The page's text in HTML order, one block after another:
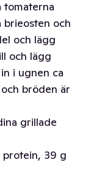
tomaterna
brieosten och
och lägg
och lägg
i ugnen ca
bröden är
grillade
protein, 39 g